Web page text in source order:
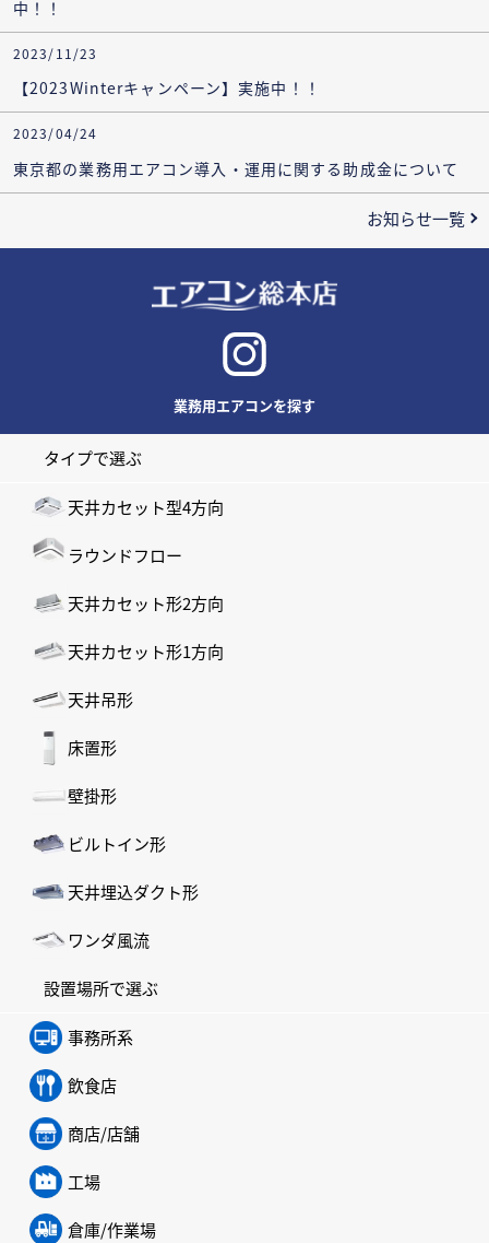
中！！
2023/11/23
【2023Winterキャンペーン】実施中！！
2023/04/24
東京都の業務用エアコン導入・運用に関する助成金について
お知らせ一覧
業務用エアコンを探す
タイプで選ぶ
天井カセット型4方向
ラウンドフロー
天井カセット形2方向
天井カセット形1方向
天井吊形
床置形
壁掛形
ビルトイン形
天井埋込ダクト形
ワンダ風流
設置場所で選ぶ
事務所系
飲食店
商店/店舗
工場
倉庫/作業場